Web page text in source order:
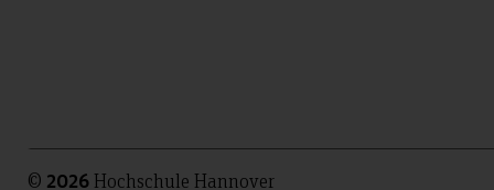
© 2026 Hochschule Hannover